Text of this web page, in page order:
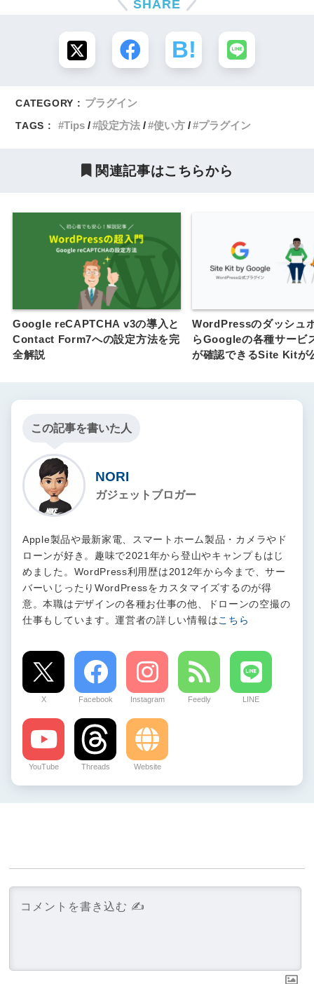
SHARE
CATEGORY : プラグイン
TAGS : Tips 設定方法 使い方 プラグイン
関連記事はこちらから
Google reCAPTCHA v3の導入と
Contact Form7への設定方法を完
全解説
WordPressのダッシュ
らGoogleの各種サービ
が確認できるSite Kitが
この記事を書いた人
NORI
ガジェットブロガー
Apple製品や最新家電、スマートホーム製品・カメラやド
ローンが好き。趣味で2021年から登山やキャンプもはじ
めました。WordPress利用歴は2012年から今まで、サー
バーいじったりWordPressをカスタマイズするのが得
意。本職はデザインの各種お仕事の他、ドローンの空撮の
仕事もしています。運営者の詳しい情報はこちら
X Facebook Instagram Feedly LINE
YouTube Threads Website